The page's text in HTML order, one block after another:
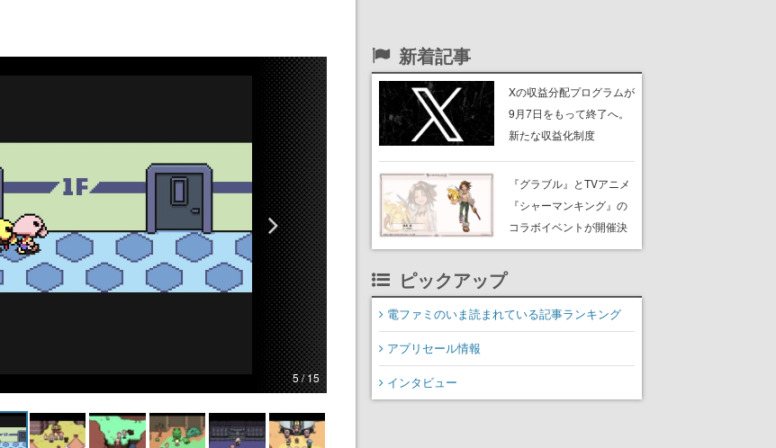
5 / 15
新着記事
Xの収益分配プログラムが
9月7日をもって終了へ。
新たな収益化制度
Rewards Program」を発
表
『グラブル』とTVアニメ
『シャーマンキング』の
コラボイベントが開催決
定！麻倉葉（CV：日笠陽
ピックアップ
電ファミのいま読まれている記事ランキング
アプリセール情報
インタビュー